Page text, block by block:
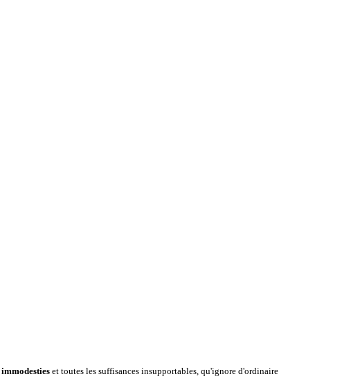
immodesties et toutes les suffisances insupportables, qu'ignore d'ordinaire